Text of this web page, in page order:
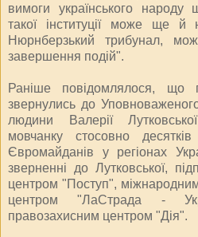
вимоги українського
такої інституції може ще й
Нюрнберзький трибунал,
завершення подій".
Раніше повідомлялося, що
звернулись до
людини Валерії
мовчанку стосовно
Євромайданів у регіонах
зверненні до Лутковської,
центром "Поступ",
центром "ЛаСтрада -
правозахисним центром "Дія".